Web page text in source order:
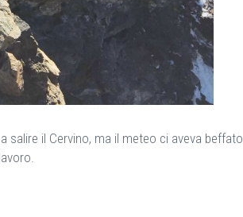
salire il Cervino, ma il meteo ci aveva beffato